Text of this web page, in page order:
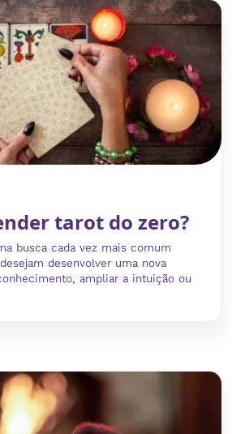
tarot do zero?
busca cada vez mais comum
desenvolver uma nova
ampliar a intuição ou